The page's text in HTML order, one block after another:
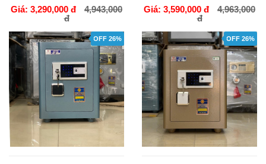
Giá: 3,290,000 đ
4,943,000
đ
Giá: 3,590,000 đ
4,963,000
đ
OFF 26% OFF 26%